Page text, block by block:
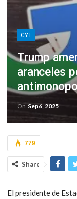
CYT
Trump
aranceles
On Sep 6, 2025
779
Share
El presidente de